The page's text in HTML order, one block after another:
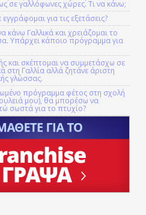
σε γαλλόφωνες χώρες. Τι να κάνω;
για τις εξετάσεις?
κάνω Γαλλικά και χρειάζομαι το
Υπάρχει κάποιο πρόγραμμα για
και σκέπτομαι να συμμετάσχω σε
στη Γαλλία αλλά ζητάνε άριστη
γλώσσας.
πρόγραμμα φέτος στη σχολή
μου), θα μπορέσω να
σωστά για το πτυχίο?